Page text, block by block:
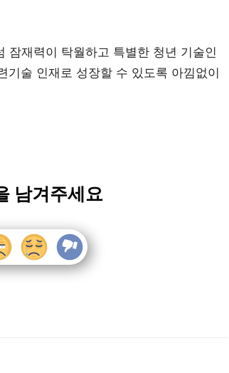
잠재력이 탁월하고 특별한 청년 기술인
기술 인재로 성장할 수 있도록 아낌없이
남겨주세요